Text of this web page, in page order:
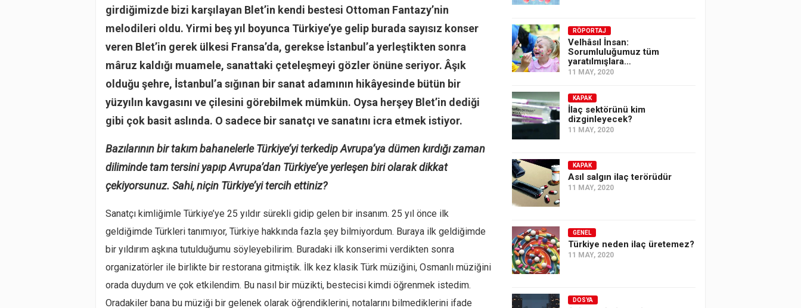
girdiğimizde bizi karşılayan Blet’in kendi bestesi Ottoman Fantazy’nin
melodileri oldu. Yirmi beş yıl boyunca Türkiye’ye gelip burada sayısız konser
veren Blet’in gerek ülkesi Fransa’da, gerekse İstanbul’a yerleştikten sonra
mâruz kaldığı muamele, sanattaki çeteleşmeyi gözler önüne seriyor. Âşık
olduğu şehre, İstanbul’a sığınan bir sanat adamının hikâyesinde bütün bir
yüzyılın kavgasını ve çilesini görebilmek mümkün. Oysa herşey Blet’in dediği
gibi çok basit aslında. O sadece bir sanatçı ve sanatını icra etmek istiyor.
Bazılarının bir takım bahanelerle Türkiye’yi terkedip Avrupa’ya dümen kırdığı zaman
diliminde tam tersini yapıp Avrupa’dan Türkiye’ye yerleşen biri olarak dikkat
çekiyorsunuz. Sahi, niçin Türkiye’yi tercih ettiniz?
Sanatçı kimliğimle Türkiye’ye 25 yıldır sürekli gidip gelen bir insanım. 25 yıl önce ilk
geldiğimde Türkleri tanımıyor, Türkiye hakkında fazla şey bilmiyordum. Buraya ilk geldiğimde
bir yıldırım aşkına tutulduğumu söyleyebilirim. Buradaki ilk konserimi verdikten sonra
organizatörler ile birlikte bir restorana gitmiştik. İlk kez klasik Türk müziğini, Osmanlı müziğini
orada duydum ve çok etkilendim. Bu nasıl bir müzikti, bestecisi kimdi öğrenmek istedim.
Oradakiler bana bu müziği bir gelenek olarak öğrendiklerini, notalarını bilmediklerini ifade
RÖPORTAJ
Velhâsıl İnsan:
Sorumluluğumuz tüm
yaratılmışlara…
11 MAY, 2020
KAPAK
İlaç sektörünü kim
dizginleyecek?
11 MAY, 2020
KAPAK
Asıl salgın ilaç terörüdür
11 MAY, 2020
GENEL
Türkiye neden ilaç üretemez?
11 MAY, 2020
DOSYA